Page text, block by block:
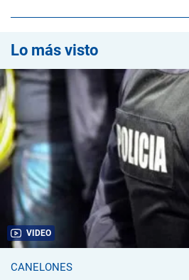
Lo más visto
VIDEO
CANELONES